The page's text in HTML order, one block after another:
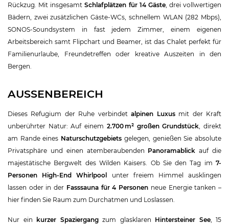
Rückzug. Mit insgesamtSchlafplätzen für 14 Gäste, drei vollwertigen
Bädern, zwei zusätzlichen Gäste-WCs, schnellem WLAN (282 Mbps),
SONOS-Soundsystem in fast jedem Zimmer, einem eigenen
Arbeitsbereich samt Flipchart und Beamer, ist das Chalet perfekt für
Familienurlaube, Freundetreffen oder kreative Auszeiten in den
Bergen.
AUSSENBEREICH
Dieses Refugium der Ruhe verbindetalpinen Luxusmit der Kraft
unberührter Natur: Auf einem 2.700 m² großen Grundstück , direkt
am Rande eines Naturschutzgebiets gelegen, genießen Sie absolute
Privatsphäre und einen atemberaubenden Panoramablick auf die
majestätische Bergwelt des Wilden Kaisers. Ob Sie den Tag im 7-
Personen High-End Whirlpool
unter freiem Himmel ausklingen
lassen oder in der Fasssauna für 4 Personen neue Energie tanken –
hier finden Sie Raum zum Durchatmen und Loslassen.
Nur ein kurzer Spaziergangzum glasklaren Hintersteiner See, 15